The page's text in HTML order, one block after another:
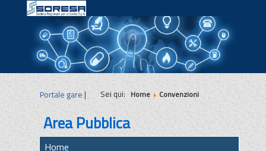
|||
Portale gare| Sei qui:Home Convenzioni
Area Pubblica
Home